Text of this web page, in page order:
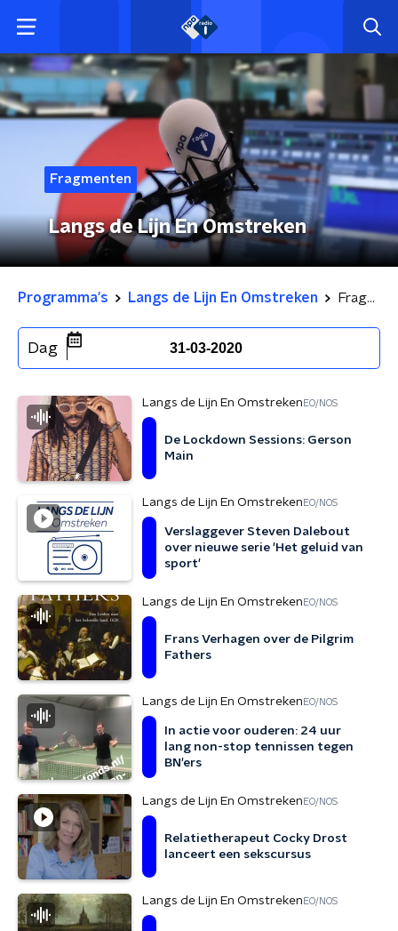
Fragmenten
Langs de Lijn En Omstreken
Programma's Langs de Lijn En Omstreken Fragmenten
Dag 31-03-2020
Langs de Lijn En Omstreken EO/NOS
De Lockdown Sessions: Gerson
Main
Langs de Lijn En Omstreken EO/NOS
Verslaggever Steven Dalebout
over nieuwe serie 'Het geluid van
sport'
Langs de Lijn En Omstreken EO/NOS
Frans Verhagen over de Pilgrim
Fathers
Langs de Lijn En Omstreken EO/NOS
In actie voor ouderen: 24 uur
lang non-stop tennissen tegen
BN'ers
Langs de Lijn En Omstreken EO/NOS
Relatietherapeut Cocky Drost
lanceert een sekscursus
Langs de Lijn En Omstreken EO/NOS